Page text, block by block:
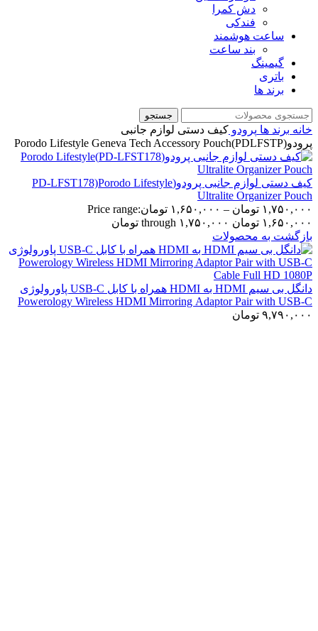
دش کمرا
فندکی
ساعت هوشمند
بند ساعت
گیمینگ
باتری
برند ها
جستجو
خانه برند ها پرودو کیف دستی لوازم جانبی
پرودو(PDLFSTP)Porodo Lifestyle Geneva Tech Accessory Pouch
کیف دستی لوازم جانبی پرودو(PD-LFST178)Porodo Lifestyle
Ultralite Organizer Pouch
۱,۷۵۰,۰۰۰ تومان – ۱,۶۵۰,۰۰۰ تومانPrice range:
۱,۶۵۰,۰۰۰ تومان through ۱,۷۵۰,۰۰۰ تومان
بازگشت به محصولات
دانگل بی سیم HDMI به HDMI همراه با کابل USB-C پاورولوژی
Powerology Wireless HDMI Mirroring Adaptor Pair with USB-C
Cable Full HD 1080P
۹,۷۹۰,۰۰۰ تومان